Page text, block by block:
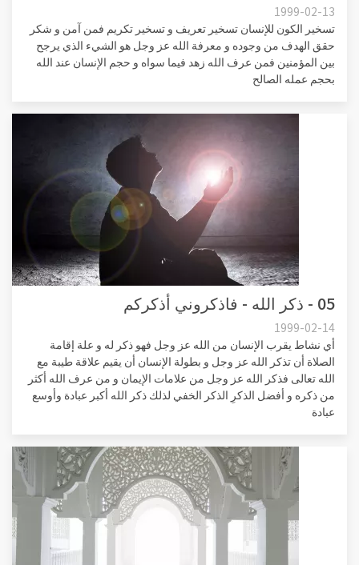
1999-02-13
تسخير الكون للإنسان تسخير تعريف و تسخير تكريم فمن آمن و شكر
حقق الهدف من وجوده و معرفة الله عز وجل هو الشيء الذي يرجح
بين المؤمنين فمن عرف الله زهد فيما سواه و حجم الإنسان عند الله
بحجم عمله الصالح
05 - ذكر الله - فاذكروني أذكركم
1999-02-14
أي نشاط يقرب الإنسان من الله عز وجل فهو ذكر له و علة إقامة
الصلاة أن تذكر الله عز وجل و بطولة الإنسان أن يقيم علاقة طيبة مع
الله تعالى فذكر الله عز وجل من علامات الإيمان و من عرف الله أكثر
من ذكره و أفضل الذكرِ الذكر الخفي لذلك ذكر الله أكبر عبادة وأوسع
عبادة